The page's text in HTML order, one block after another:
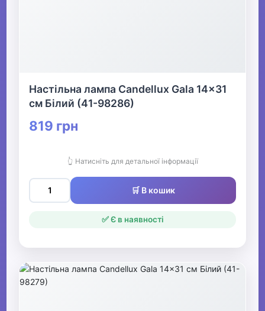
Настільна лампа Candellux Gala 14x31
см Білий (41-98286)
819 грн
👆 Натисніть для детальної інформації
🛒 В кошик
✅ Є в наявності